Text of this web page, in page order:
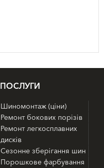
ПОСЛУГИ
Шиномонтаж (ціни)
Ремонт бокових порізів
Ремонт легкосплавних
дисків
Сезонне зберігання шин
Порошкове фарбування